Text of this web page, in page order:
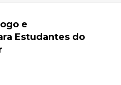
e
Estudantes do